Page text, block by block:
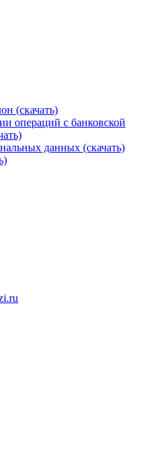
(скачать)
операций с банковской
данных (скачать)